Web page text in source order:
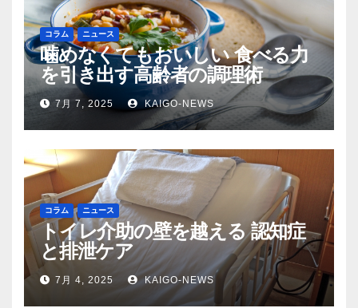
コラム ニュース
噛めなくてもおいしい 食べる力
を引き出す高齢者の調理術
7月 7, 2025 KAIGO-NEWS
コラム ニュース
トイレ介助の壁を越える 認知症
と排泄ケア
7月 4, 2025 KAIGO-NEWS